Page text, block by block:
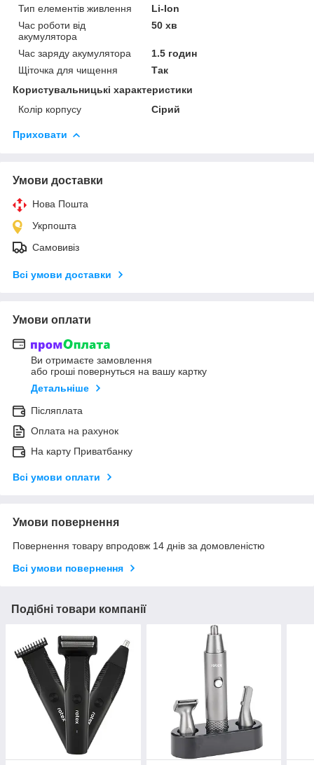
Тип елементів живлення
Li-Ion
Час роботи від
акумулятора
50 хв
Час заряду акумулятора
1.5 годин
Щіточка для чищення
Так
Користувальницькі характеристики
Колір корпусу
Сірий
Приховати
Умови доставки
Нова Пошта
Укрпошта
Самовивіз
Всі умови доставки
Умови оплати
Ви отримаєте замовлення
або гроші повернуться на вашу картку
Детальніше
Післяплата
Оплата на рахунок
На карту Приватбанку
Всі умови оплати
Умови повернення
Повернення товару впродовж 14 днів за домовленістю
Всі умови повернення
Подібні товари компанії